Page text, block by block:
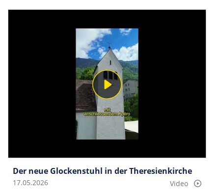
Der neue Glockenstuhl in der Theresienkirche
17.05.2026 Video